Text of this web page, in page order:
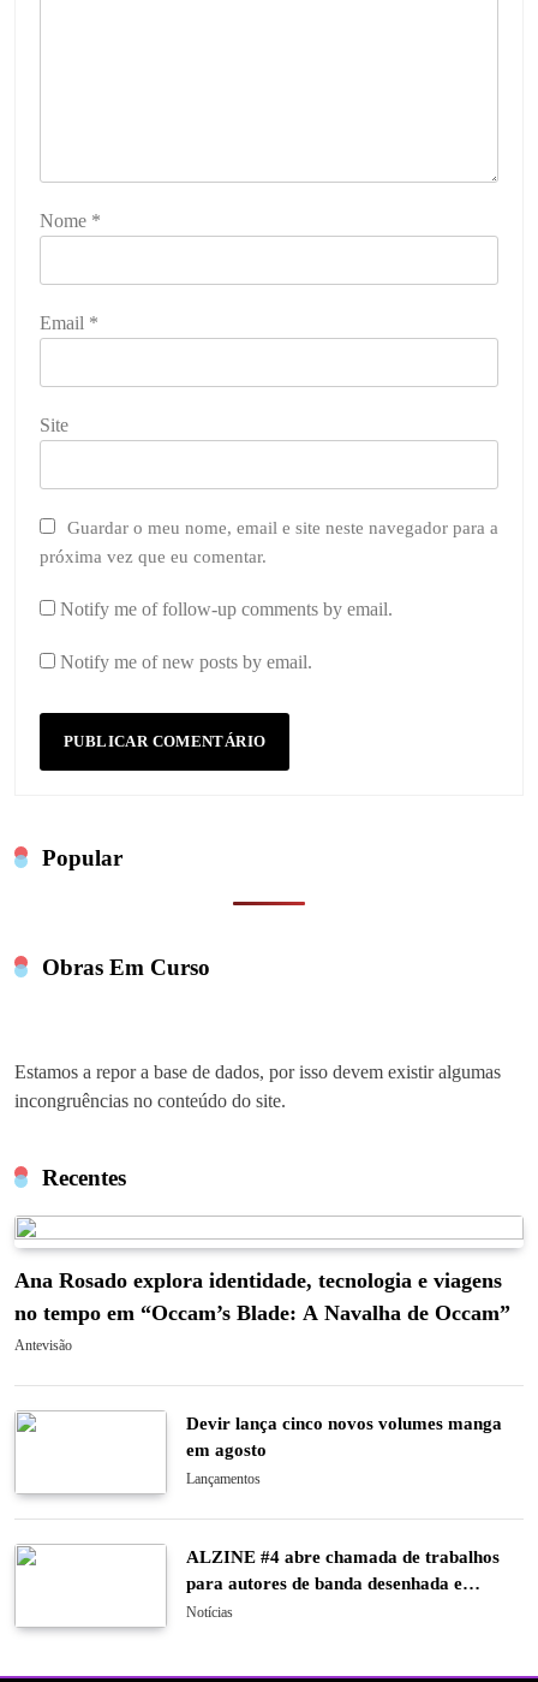
Nome *
Email *
Site
Guardar o meu nome, email e site neste navegador para a
próxima vez que eu comentar.
Notify me of follow-up comments by email.
Notify me of new posts by email.
Popular
Obras Em Curso
Estamos a repor a base de dados, por isso devem existir algumas
incongruências no conteúdo do site.
Recentes
Ana Rosado explora identidade, tecnologia e viagens
no tempo em “Occam’s Blade: A Navalha de Occam”
Antevisão
Devir lança cinco novos volumes manga
em agosto
Lançamentos
ALZINE #4 abre chamada de trabalhos
para autores de banda desenhada e
ilustração
Notícias